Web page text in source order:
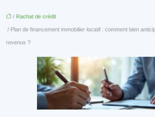
/ Rachat de crédit
/ Plan de financement immobilier locatif : comment bien
revenus ?